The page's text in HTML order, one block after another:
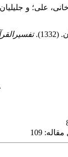
قرآن از دیدگاه علامه طباطبایی در تفسیر البیان فی
109